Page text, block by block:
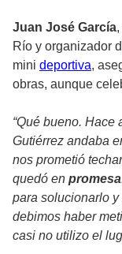
Juan José García
Río y organizador
mini deportiva,
obras, aunque
“Qué bueno.
Gutiérrez andaba
nos prometió
quedó en promesa
para solucionarlo
debimos haber
casi no utilizo el